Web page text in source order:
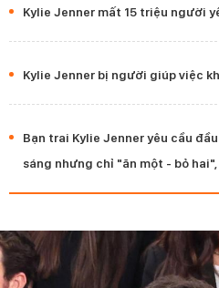
Kylie Jenner mất 15 triệu người
Kylie Jenner bị người giúp việc
Bạn trai Kylie Jenner yêu cầu
sáng nhưng chỉ "ăn một - bỏ